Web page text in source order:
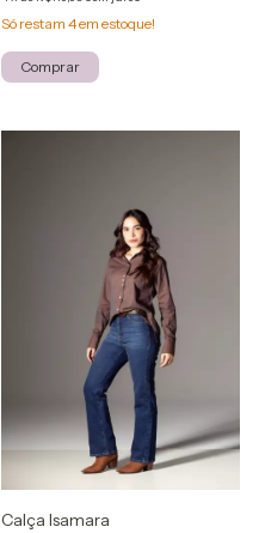
Só restam 4em estoque!
Comprar
Calça Isamara